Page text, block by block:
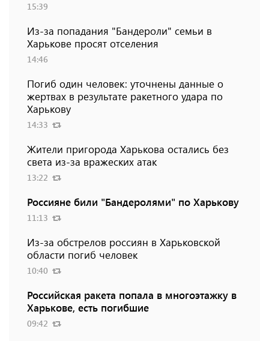
15:39
Из-за попадания "Бандероли" семьи в
Харькове просят отселения
14:46
Погиб один человек: уточнены данные о
жертвах в результате ракетного удара по
Харькову
14:33
Жители пригорода Харькова остались без
света из-за вражеских атак
13:22
Россияне били "Бандеролями" по Харькову
11:13
Из-за обстрелов россиян в Харьковской
области погиб человек
10:40
Российская ракета попала в многоэтажку в
Харькове, есть погибшие
09:42